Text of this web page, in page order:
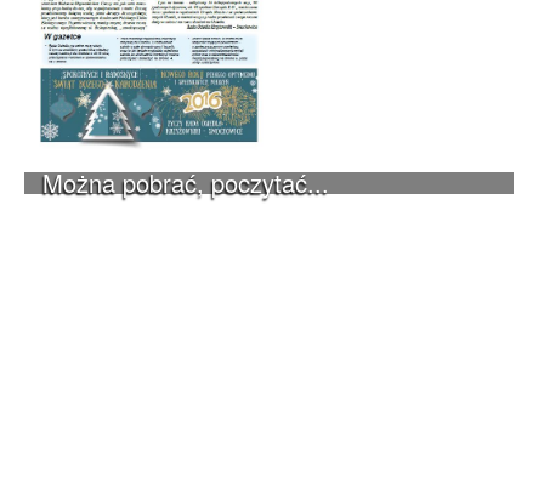
Można pobrać, poczytać...